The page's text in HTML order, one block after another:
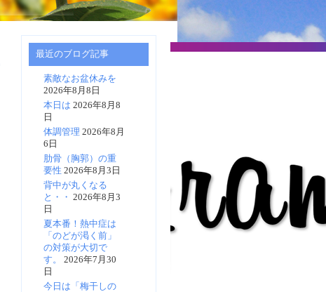
最近のブログ記事
素敵なお盆休みを
2026年8月8日
本日は 2026年8月8
日
体調管理 2026年8月
6日
肋骨（胸郭）の重
要性 2026年8月3日
背中が丸くなる
と・・ 2026年8月3
日
夏本番！熱中症は
「のどが渇く前」
の対策が大切で
す。
2026年7月30
日
今日は「梅干しの